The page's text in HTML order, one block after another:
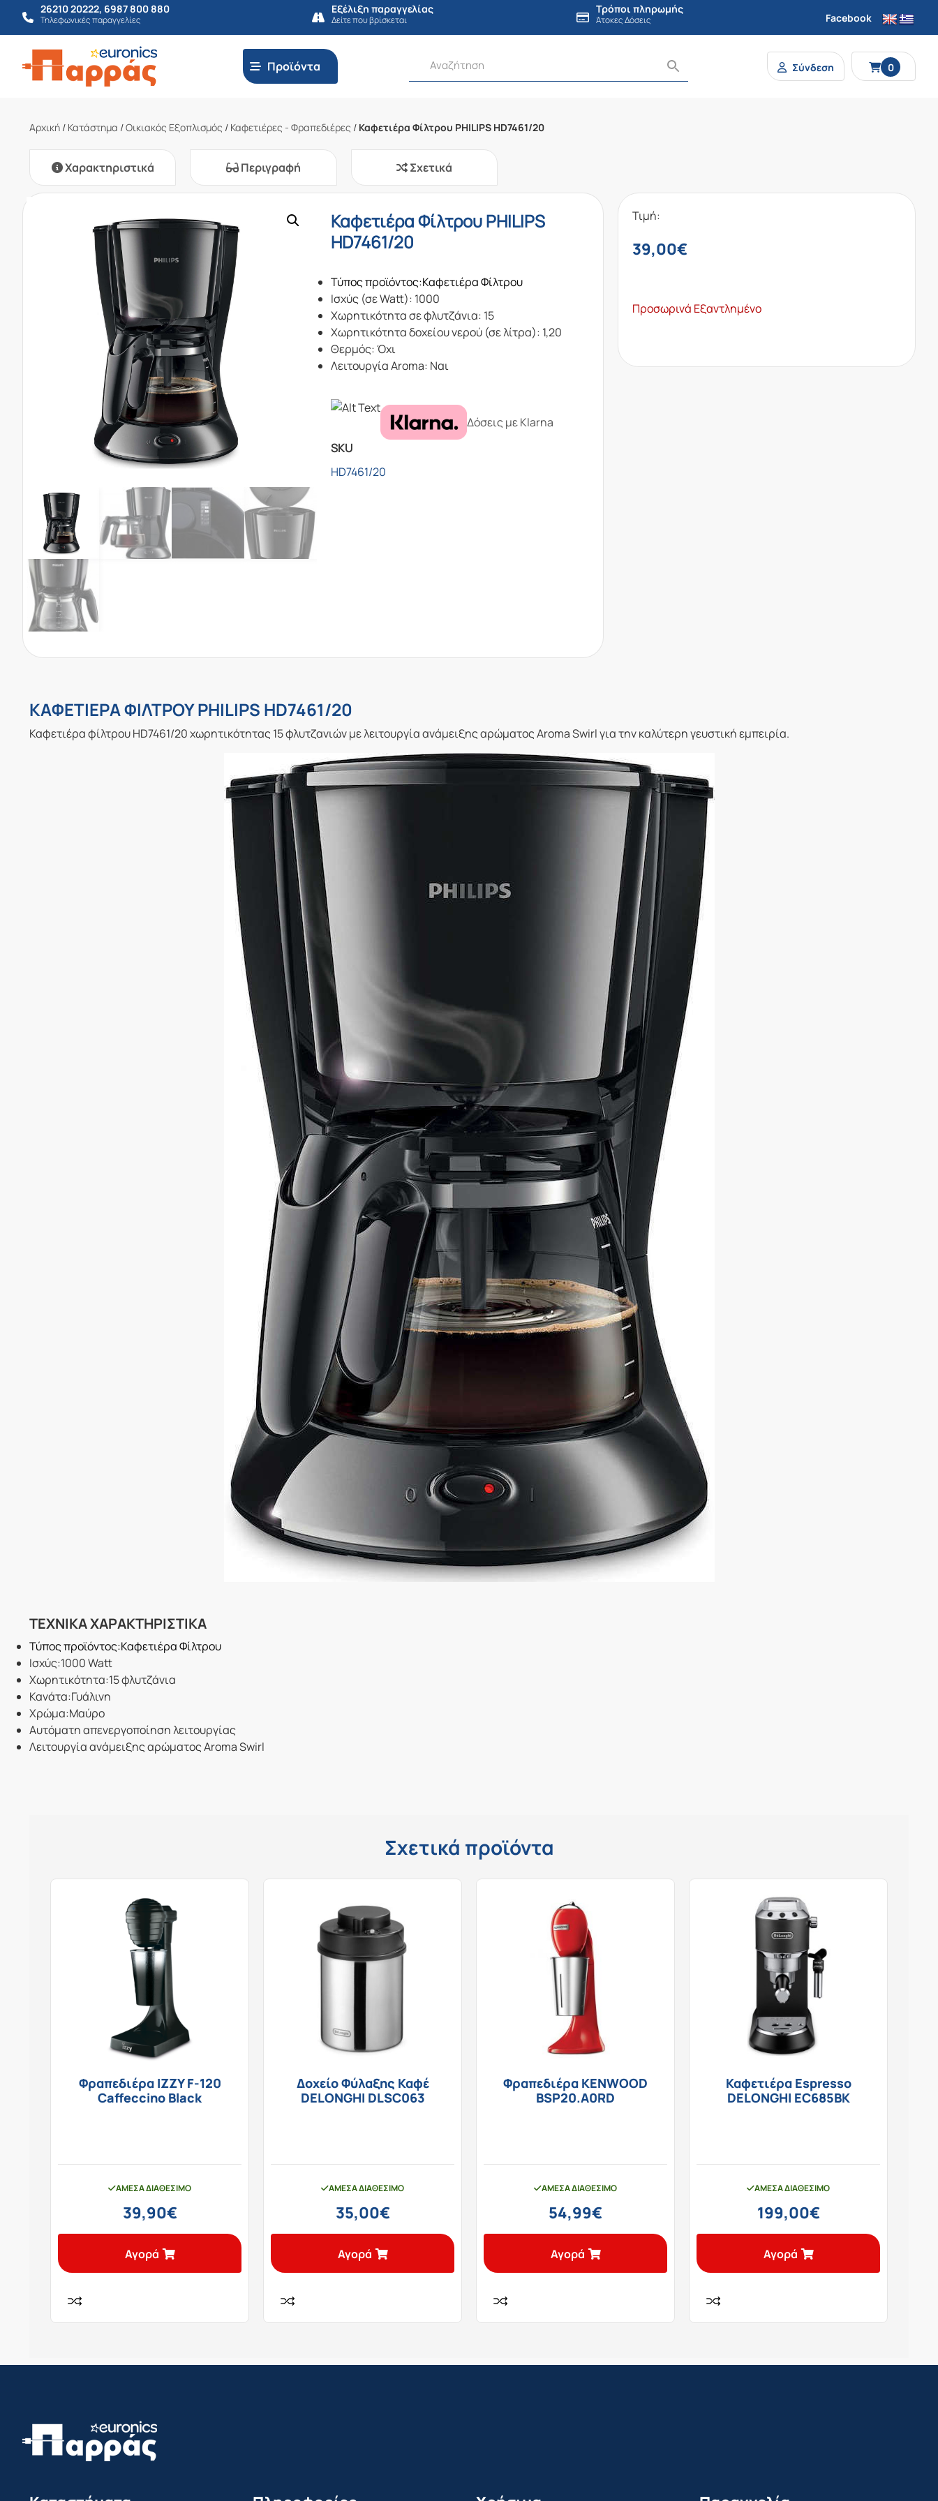
26210 20222, 6987 800 880
Τηλεφωνικές παραγγελίες
Εξέλιξη παραγγελίας
Δείτε που βρίσκεται
Τρόποι πληρωμής
Άτοκες Δόσεις Facebook
Προϊόντα Σύνδεση 0
Αρχική / Κατάστημα /Οικιακός Εξοπλισμός / Καφετιέρες - Φραπεδιέρες / Καφετιέρα Φίλτρου PHILIPS HD7461/20
Χαρακτηριστικά Περιγραφή Σχετικά
Καφετιέρα Φίλτρου PHILIPS
HD7461/20
Τύπος προϊόντος:Καφετιέρα Φίλτρου
Ισχύς (σε Watt): 1000
Χωρητικότητα σε φλυτζάνια: 15
Χωρητικότητα δοχείου νερού (σε λίτρα): 1,20
Θερμός: Όχι
Λειτουργία Aroma: Ναι
Δόσεις με Klarna
SKU
HD7461/20
Τιμή:
39,00€
Προσωρινά Εξαντλημένο
ΚΑΦΕΤΙΕΡΑ ΦΙΛΤΡΟΥ PHILIPS HD7461/20
Καφετιέρα φίλτρου HD7461/20 χωρητικότητας 15 φλυτζανιών με λειτουργία ανάμειξης αρώματος Aroma Swirl για την καλύτερη γευστική εμπειρία.
ΤΕΧΝΙΚΑ ΧΑΡΑΚΤΗΡΙΣΤΙΚΑ
Τύπος προϊόντος:Καφετιέρα Φίλτρου
Ισχύς:1000 Watt
Χωρητικότητα:15 φλυτζάνια
Κανάτα:Γυάλινη
Χρώμα:Μαύρο
Αυτόματη απενεργοποίηση λειτουργίας
Λειτουργία ανάμειξης αρώματος Aroma Swirl
Σχετικά προϊόντα
Φραπεδιέρα IZZY F-120
Caffeccino Black
ΆΜΕΣΑ ΔΙΑΘΈΣΙΜΟ
39,90€
Αγορά
Δοχείο Φύλαξης Καφέ
DELONGHI DLSC063
ΆΜΕΣΑ ΔΙΑΘΈΣΙΜΟ
35,00€
Αγορά
Φραπεδιέρα KENWOOD
BSP20.A0RD
ΆΜΕΣΑ ΔΙΑΘΈΣΙΜΟ
54,99€
Αγορά
Καφετιέρα Espresso
DELONGHI EC685BK
ΆΜΕΣΑ ΔΙΑΘΈΣΙΜΟ
199,00€
Αγορά